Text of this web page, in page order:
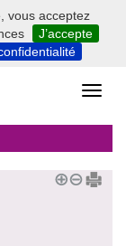
vous acceptez
J’accepte